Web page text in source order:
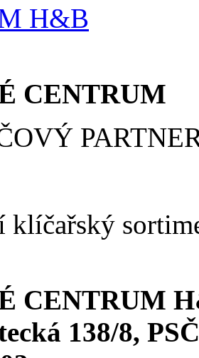
CENTRUM
klíčařský
CENTRUM
138/8,